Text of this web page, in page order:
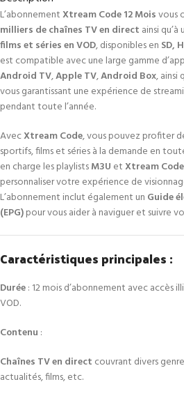
L’abonnementXtream Code 12 Moisvous
milliers de chaînes TV en direct ainsi
films et séries en VOD, disponibles en SD,
est compatible avec une large gamme
Android TV,Apple TV,Android Box, ainsi
vous garantissant une expérience de
pendant toute l’année.
AvecXtream Code, vous pouvez profiter
sportifs, films et séries à la demande en
en charge les playlistsM3U etXtream
personnaliser votre expérience de
L’abonnement inclut également un Guide
(EPG)pour vous aider à naviguer et suivre
Caractéristiques principales :
Durée: 12 mois d’abonnement avec accès
VOD.
Contenu :
Chaînes TV en direct couvrant divers
actualités, films, etc.